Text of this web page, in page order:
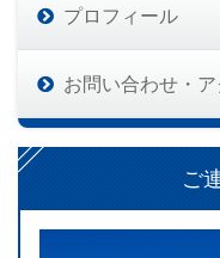
プロフィール
お問い合わせ・ア
ご